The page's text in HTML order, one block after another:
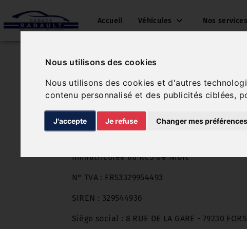
Nous utilisons des cookies
Nous utilisons des cookies et d'autres
contenu personnalisé et des publicités ciblées,
J'accepte Je refuse Changer mes préférences
Accueil Véhicules Nos services
Identité de
SARL GARAGE RABAULT
Immatriculée au RCS de Niort
N° TVA : FR53329954493
SIREN : 329544936
Siège social : 8 RUE DE LA GARE - 79230 FORS